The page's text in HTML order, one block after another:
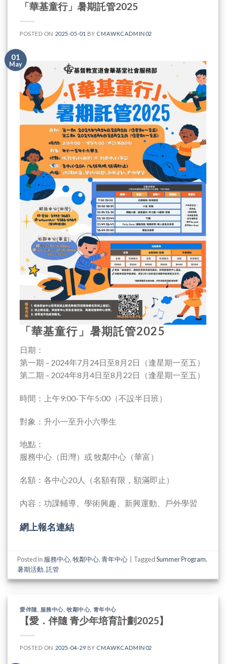
「華基童行」暑期託管2025
POSTED ON 2025-05-01 BY CMAWKCADMIN02
01
May
「華基童行」暑期託管2025
日期：
第一期 – 2024年7月24日至8月2日（逢星期一至五）
第二期 – 2024年8月4日至8月22日（逢星期一至五）
時間：上午9:00-下午5:00（不設半日班）
對象：升小一至升小六學生
地點：
服務中心（田灣）或 牧鄰中心（華富）
名額：各中心20人（名額有限，額滿即止）
內容：功課輔導、學術興趣、新興運動、戶外學習
網上報名連結
Posted in 服務中心,牧鄰中心,青年中心 TaggedSummer Program,
暑期活動,託管
愛伴隨 服務中心 ,牧鄰中心, 青年中心
【愛．伴隨 青少年培育計劃2025】
POSTED ON 2025-04-29 BY CMAWKCADMIN02